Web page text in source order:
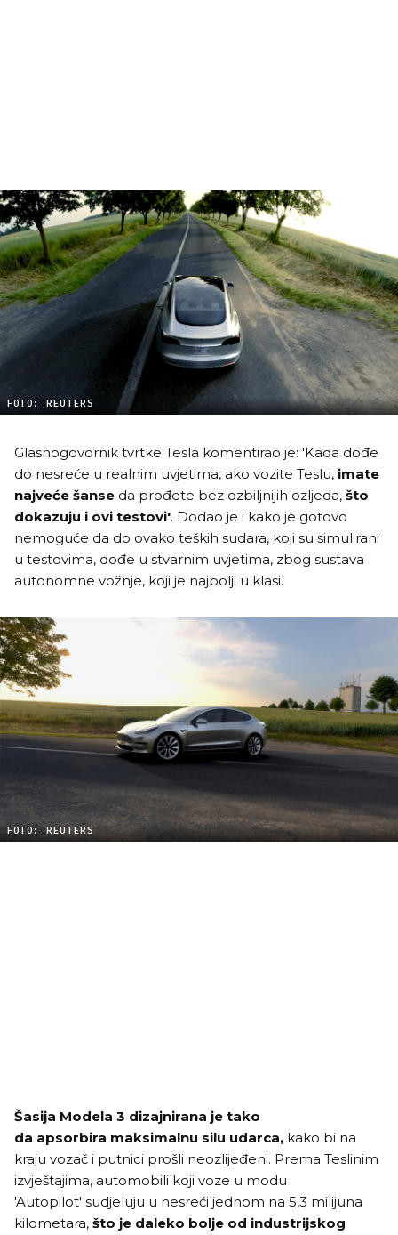
FOTO: REUTERS
Glasnogovornik tvrtke Tesla komentirao je: 'Kada dođe
do nesreće u realnim uvjetima, ako vozite Teslu, imate
najveće šanse da prođete bez ozbiljnijih ozljeda, što
dokazuju i ovi testovi'. Dodao je i kako je gotovo
nemoguće da do ovako teških sudara, koji su simulirani
u testovima, dođe u stvarnim uvjetima, zbog sustava
autonomne vožnje, koji je najbolji u klasi.
FOTO: REUTERS
Šasija Modela 3 dizajnirana je tako
da apsorbira maksimalnu silu udarca, kako bi na
kraju vozač i putnici prošli neozlijeđeni. Prema Teslinim
izvještajima, automobili koji voze u modu
'Autopilot' sudjeluju u nesreći jednom na 5,3 milijuna
kilometara, što je daleko bolje od industrijskog